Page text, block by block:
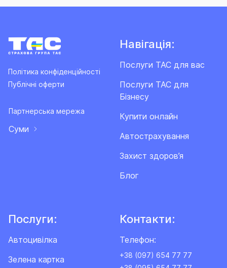
Політика конфіденційності
Публічні оферти
Партнерська мережа
Суми
Навігація:
Послуги ТАС для вас
Послуги ТАС для
Бізнесу
Купити онлайн
Автострахування
Захист здоров’я
Блог
Послуги:
Автоцивілка
Зелена картка
Контакти:
Телефон:
+38 (097) 654 77 77